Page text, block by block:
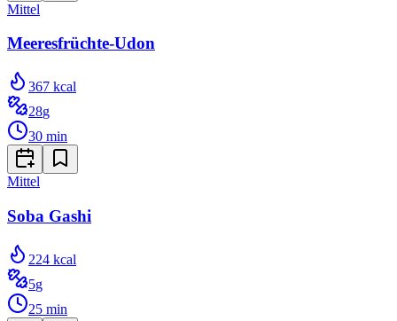
Mittel
Meeresfrüchte-Udon
367 kcal
28g
30 min
Mittel
Soba Gashi
224 kcal
5g
25 min